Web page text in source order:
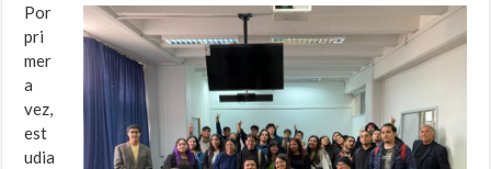
Por
pri
mer
a
vez,
est
udia